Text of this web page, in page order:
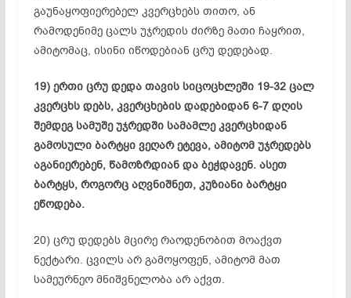
გაუნაყოფიერებელ კვერცხებს თითო, ან
რამოდენიმე ცალს უჯრედის ძირზე მათი ჩაყრით,
ამიტომაც, ისინი იწოდებიან ცრუ დედებად.
19) ერთი ცრუ დედა თავის სიცოცხლეში 19-32 ცალ
კვერცხს დებს, კვერცხების დადებიდან6-7 დღის
შემდეგ სამუშეუჯრედში სამამლეკვერცხიდან
გამოსული ბარტყი ვეღარ ეტევა, ამიტომ უჯრედებს
აგანიერებენ, წამოზრდიანდა ბეჭდავენ. ასეთ
ბარტყს, როგორც აღვნიშნეთ, კუზიანი ბარტყი
ეწოდება.
20) ცრუ დედებს მცირე რაოდენობით მოაქვთ
ნექტარი. ცვილს არ გამოყოფენ, ამიტომ მათ
სამეურნეო მნიშვნელობა არ აქვთ.